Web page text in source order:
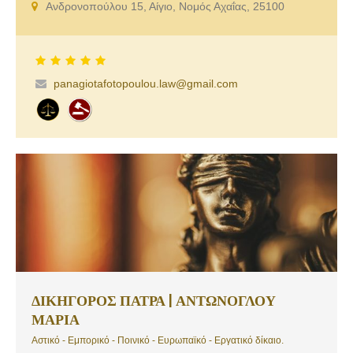
ΔΙΕΥΘΥΝΣΗ [ email: panagiotafotopoulou.law@gmail. com ].
ΚΛΗΡΟΝΟΜΙΚΟ, ΥΠΟΘΕΣΕΙΣ ΤΡΟΧΑΙΩΝ, ΕΡΓΑΤΙΚΟΥ ΔΙΚΑΙΟΥ,
ΕΝΑΣΧΟΛΗΣΗ, ΕΠΙΜΕΛΕΙΑ, ΟΞΥΔΕΡΚΕΙΑ, ΕΝΤΙΜΟΤΗΤΑ,
ΣΥΝΕΠΕΙΑ, ΕΠΙΤΥΧΗΣ ΕΚΒΑΣΗ ΤΩΝ ΥΠΟΘΕΣΕΩΝ ΣΤΗΝ
ΣΥΝΤΡΗΠΤΙΚΗ ΤΟΥΣ ΠΛΕΙΟΨΗΦΙΑ.
Ανδρονοπούλου 15, Αίγιο, Νομός Αχαΐας, 25100
panagiotafotopoulou.law@gmail.com
ΔΙΚΗΓΟΡΟΣ ΠΑΤΡΑ | ΑΝΤΩΝΟΓΛΟΥ
ΜΑΡΙΑ
Αστικό - Εμπορικό - Ποινικό - Ευρωπαϊκό - Εργατικό δίκαιο.